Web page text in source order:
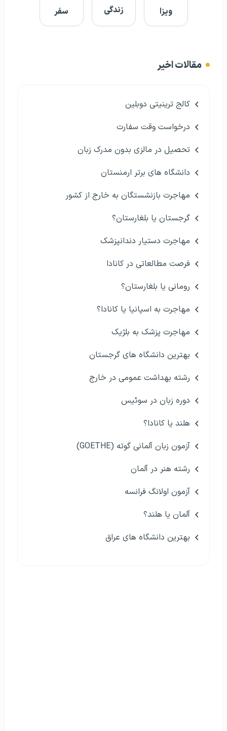
ویزا زندگی سفر
مقالات اخیر
کالج ترینیتی دوبلین
درخواست وقت سفارت
تحصیل در مالزی بدون مدرک زبان
دانشگاه های برتر ارمنستان
مهاجرت بازنشستگان به خارج از کشور
گرجستان یا بلغارستان؟
مهاجرت دستیار دندانپزشک
فرصت مطالعاتی در کانادا
رومانی یا بلغارستان؟
مهاجرت به اسپانیا یا کانادا؟
مهاجرت پزشک به بلژیک
بهترین دانشگاه های گرجستان
رشته بهداشت عمومی در خارج
دوره زبان در سوئیس
هلند یا کانادا؟
آزمون زبان آلمانی گوته (GOETHE)
رشته هنر در آلمان
آزمون اولانگ فرانسه
آلمان یا هلند؟
بهترین دانشگاه های عراق